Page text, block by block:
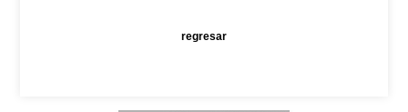
regresar